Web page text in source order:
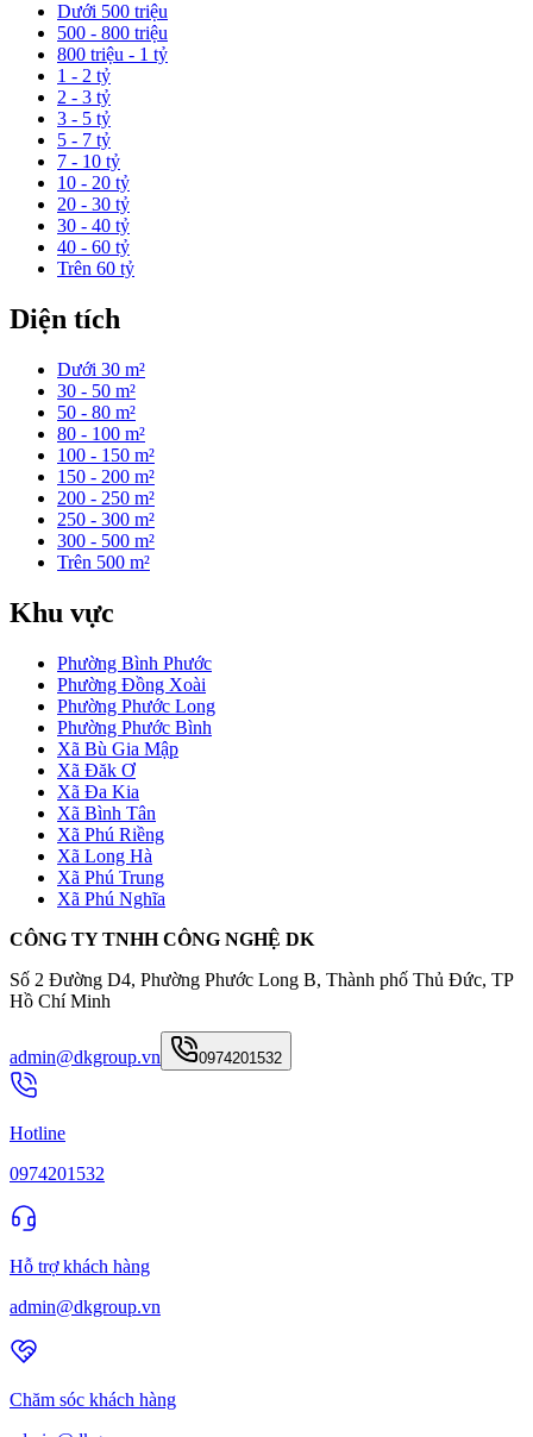
Dưới 500 triệu
500 - 800 triệu
800 triệu - 1 tỷ
1 - 2 tỷ
2 - 3 tỷ
3 - 5 tỷ
5 - 7 tỷ
7 - 10 tỷ
10 - 20 tỷ
20 - 30 tỷ
30 - 40 tỷ
40 - 60 tỷ
Trên 60 tỷ
Diện tích
Dưới 30 m²
30 - 50 m²
50 - 80 m²
80 - 100 m²
100 - 150 m²
150 - 200 m²
200 - 250 m²
250 - 300 m²
300 - 500 m²
Trên 500 m²
Khu vực
Phường Bình Phước
Phường Đồng Xoài
Phường Phước Long
Phường Phước Bình
Xã Bù Gia Mập
Xã Đăk Ơ
Xã Đa Kia
Xã Bình Tân
Xã Phú Riềng
Xã Long Hà
Xã Phú Trung
Xã Phú Nghĩa
CÔNG TY TNHH CÔNG NGHỆ DK
Số 2 Đường D4, Phường Phước Long B, Thành phố Thủ Đức, TP
Hồ Chí Minh
admin@dkgroup.vn 0974201532
Hotline
0974201532
Hỗ trợ khách hàng
admin@dkgroup.vn
Chăm sóc khách hàng